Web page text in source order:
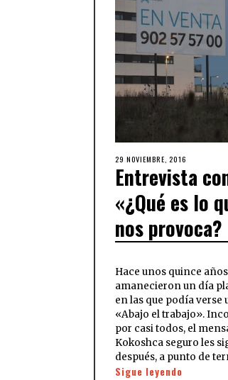
29 NOVIEMBRE, 2016
Entrevista
«¿Qué es lo
nos
Hace unos quince
amanecieron un día
en las que podía verse
«Abajo el trabajo».
por casi todos, el
Kokoshca seguro les
después, a punto de
Sigue leyendo